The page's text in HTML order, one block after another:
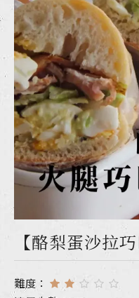
【酪梨蛋沙拉
難度：